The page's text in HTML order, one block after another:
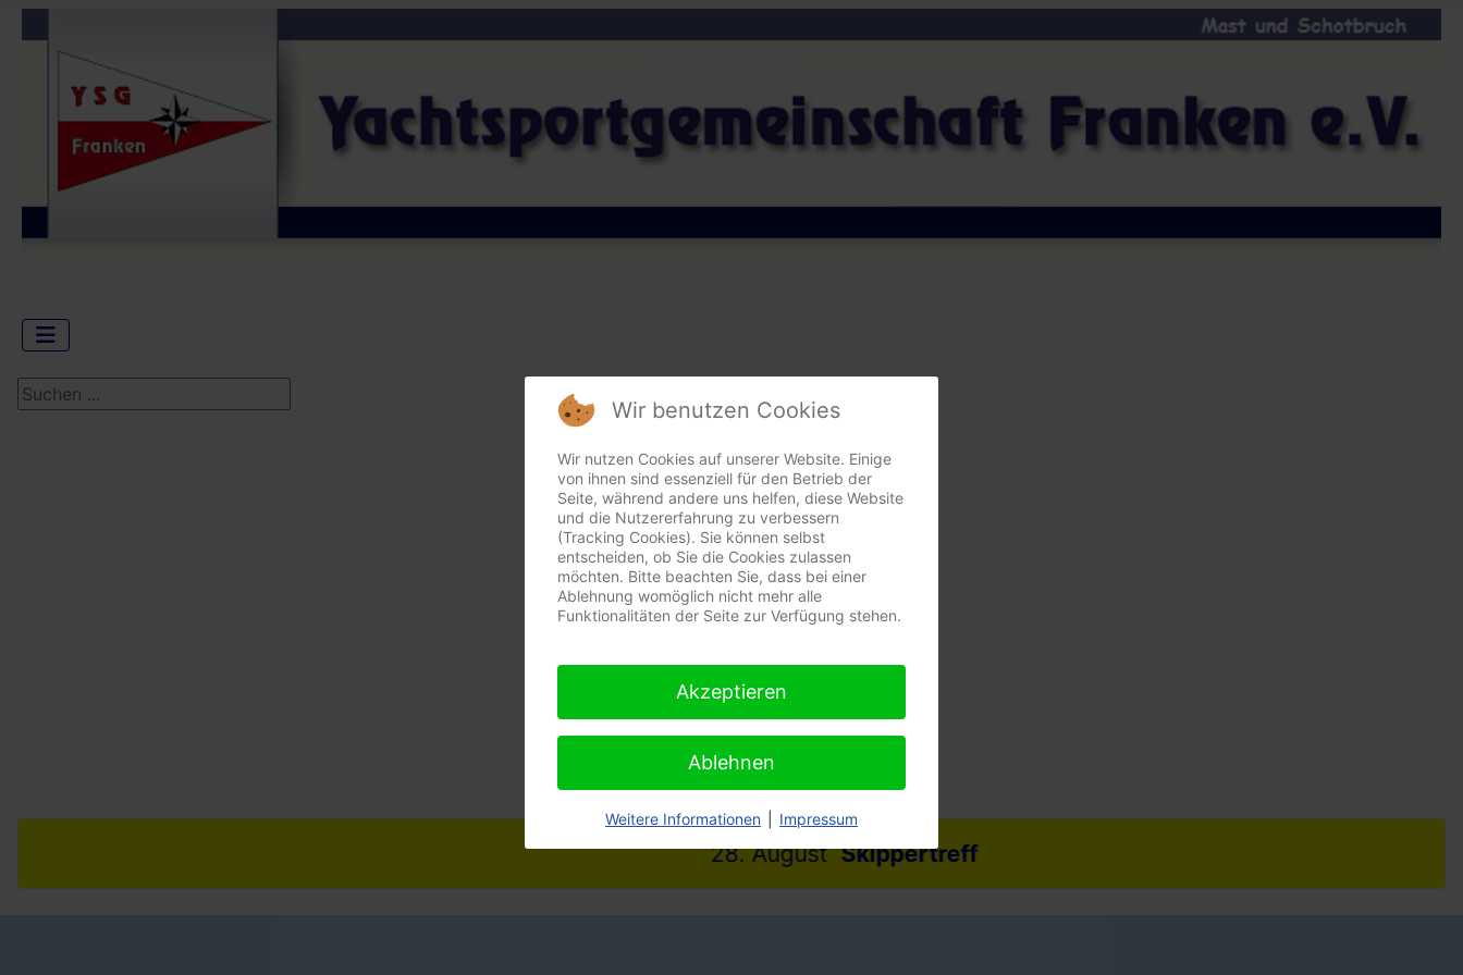
Suchen ...
28. AugustSkippertreff
Wir benutzen Cookies
Wir nutzen Cookies auf unserer Website. Einige
von ihnen sind essenziell für den Betrieb der
Seite, während andere uns helfen, diese Website
und die Nutzererfahrung zu verbessern
(Tracking Cookies). Sie können selbst
entscheiden, ob Sie die Cookies zulassen
möchten. Bitte beachten Sie, dass bei einer
Ablehnung womöglich nicht mehr alle
Funktionalitäten der Seite zur Verfügung stehen.
Akzeptieren
Ablehnen
Weitere Informationen Impressum